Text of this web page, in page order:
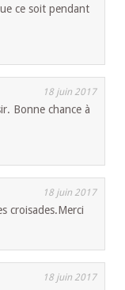
ce soit pendant
18 juin 2017
Bonne chance à
18 juin 2017
croisades.Merci
18 juin 2017